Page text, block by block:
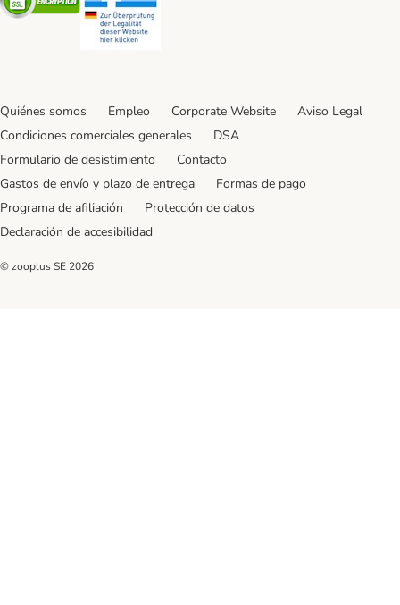
Quiénes somos Empleo Corporate Website
Aviso Legal
Condiciones comerciales generales
DSA
Formulario de desistimiento
Contacto
Gastos de envío y plazo de entrega
Formas de pago
Programa de afiliación
Protección de datos
Declaración de accesibilidad
© zooplus SE 2026